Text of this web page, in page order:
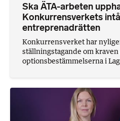
Ska ÄTA-arbeten
Konkurrensverkets
entreprenadrätten
Konkurrensverket har
ställningstagande om
optionsbestämmelserna i